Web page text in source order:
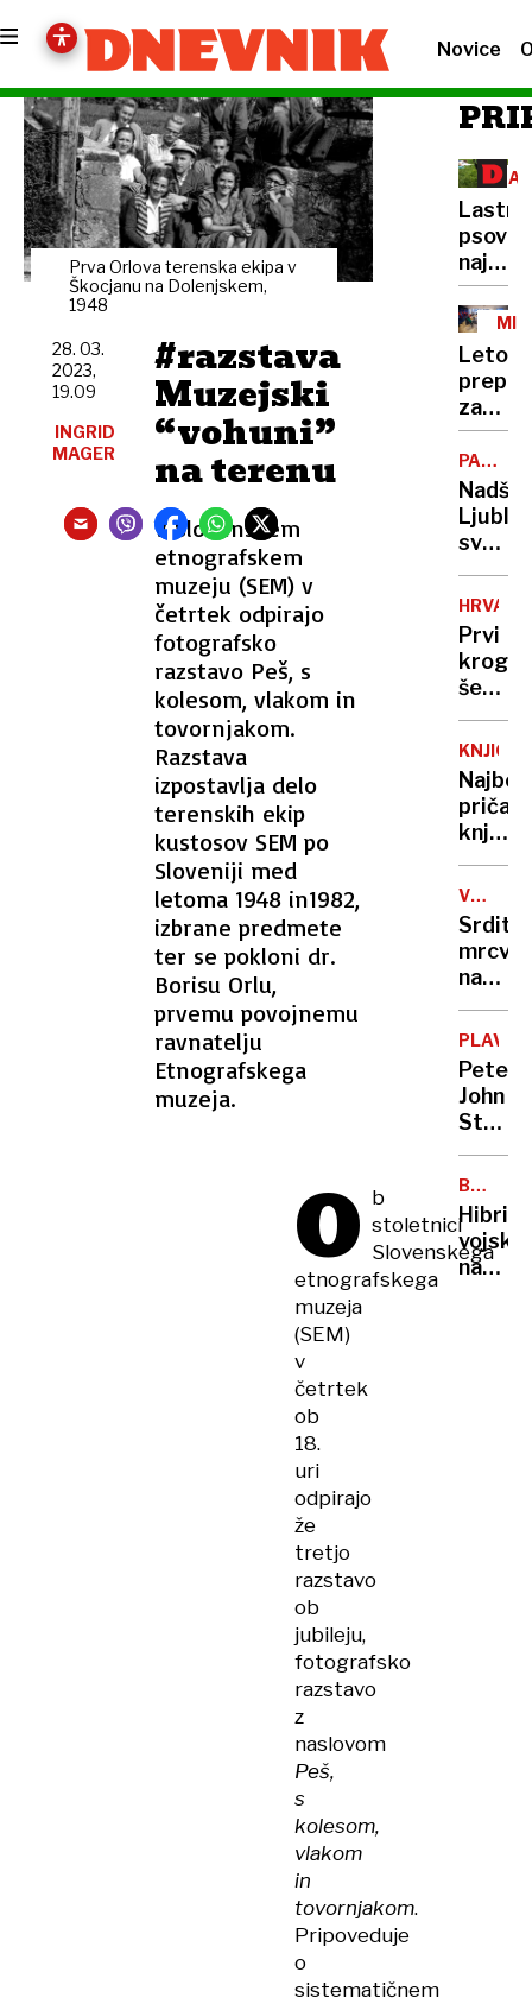
Novice
Prva Orlova terenska ekipa v
Škocjanu na Dolenjskem,
1948
#razstava
Muzejski
“vohuni”
na terenu
V Slovenskem
etnografskem
muzeju (SEM) v
četrtek odpirajo
fotografsko
razstavo Peš, s
kolesom, vlakom in
tovornjakom.
Razstava
izpostavlja delo
terenskih ekip
kustosov SEM po
Sloveniji med
letoma 1948 in1982,
izbrane predmete
ter se pokloni dr.
Borisu Orlu,
prvemu povojnemu
ravnatelju
Etnografskega
muzeja.
28. 03.
2023,
19.09
INGRID
MAGER
O b
stoletnici
Slovenskega
etnografskega
muzeja
(SEM)
v
četrtek
ob
18.
uri
odpirajo
že
tretjo
razstavo
ob
jubileju,
fotografsko
razstavo
z
naslovom
Peš,
s
kolesom,
vlakom
in
tovornjakom.
Pripoveduje
o
sistematičnem
psov
naj
bi
naložili
novo
Leto
za
Goloba
HIŠA
POD
svari
pred
Prvi
krog
še
ne
bo
KNJIGE
Najbolj
knjižni
naslovi
v
2025
VOJNA
V
Srdito
na
fronti
pred
Peter
John
Ob
PZS
ne
gre
MORJE
na